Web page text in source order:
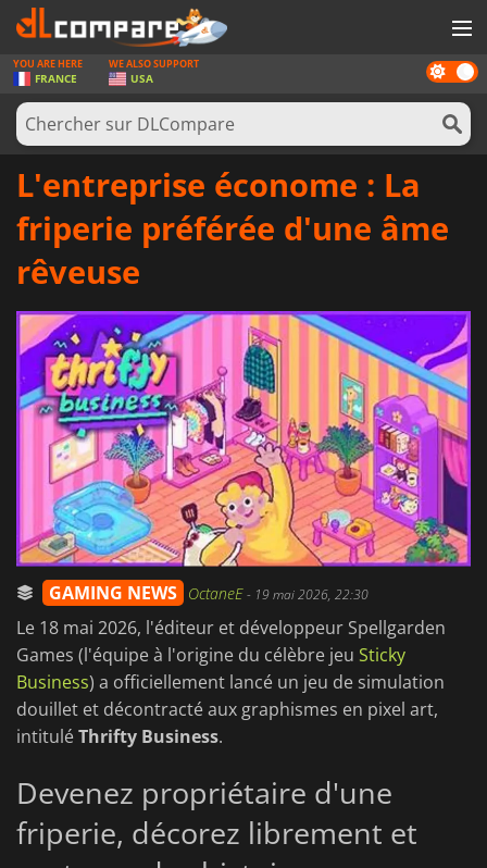
JEUX
CARTES PRÉPAYÉES
LOGICIELS
MATÉRIEL
SE CONNECTER OU S'INSCRIRE
Dark
mode
YOU ARE HERE
FRANCE
WE ALSO SUPPORT
USA
L'entreprise économe : La
friperie préférée d'une âme
rêveuse
GAMING NEWS OctaneE- 19 mai 2026, 22:30
Le 18 mai 2026, l'éditeur et développeur Spellgarden
Games (l'équipe à l'origine du célèbre jeu Sticky
Business) a officiellement lancé un jeu de simulation
douillet et décontracté aux graphismes en pixel art,
intituléThrifty Business.
Devenez propriétaire d'une
friperie, décorez librement et